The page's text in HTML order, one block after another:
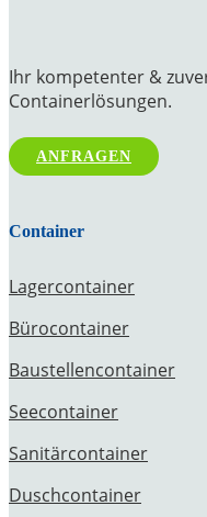
Ihr kompetenter &
Containerlösungen.
ANFRAGEN
Container
Lagercontainer
Bürocontainer
Baustellencontainer
Seecontainer
Sanitärcontainer
Duschcontainer